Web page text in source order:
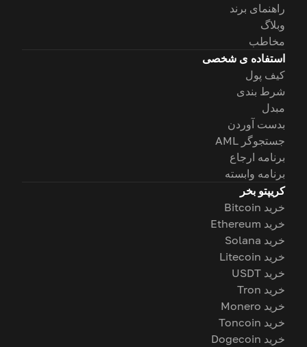
راهنمای برند
وبلاگ
مخاطب
استفاده ی شخصی
کیف پول
شرط بندی
مبدل
بدست آوردن
جستجوگر AML
برنامه ارجاع
برنامه وابسته
کریپتو بخر
خرید Bitcoin
خرید Ethereum
خرید Solana
خرید Litecoin
خرید USDT
خرید Tron
خرید Monero
خرید Toncoin
خرید Dogecoin